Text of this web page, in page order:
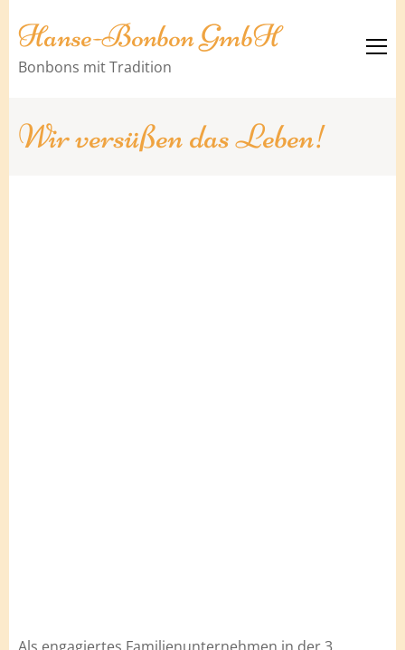
Hanse-Bonbon GmbH
Bonbons mit Tradition
Wir versüßen das Leben!